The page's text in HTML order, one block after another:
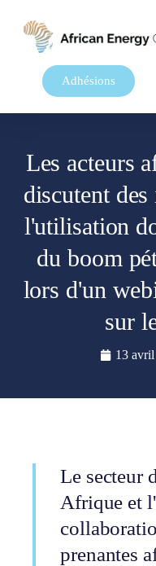
Adhésions
Les acteurs
discutent
l'utilisation
du boom
lors d'un
sur
13
Le secteur
Afrique et
prenantes